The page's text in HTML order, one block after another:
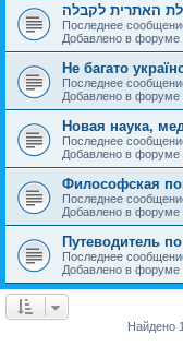
האתרית לקבלה
Последнее
Добавлено в форуме
Не багато
Последнее
Добавлено в форуме
Новая наука,
Последнее
Добавлено в форуме
Философская
Последнее
Добавлено в форуме
Путеводитель
Последнее
Добавлено в форуме
Найдено